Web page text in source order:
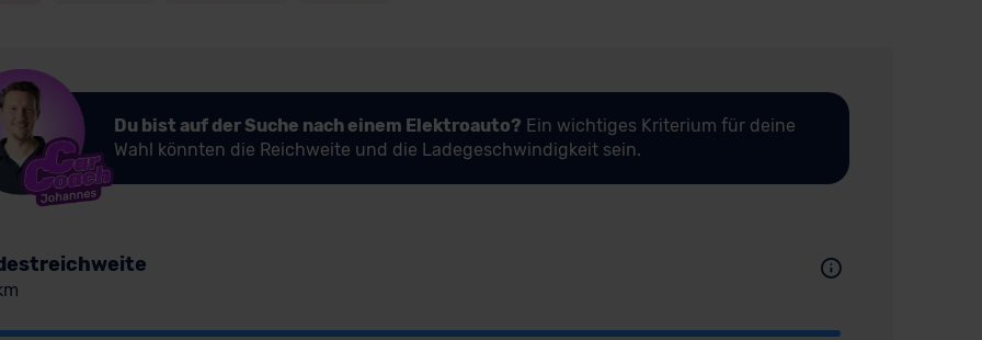
Du bist auf der Suche nach einem Elektroauto? Ein wichtiges Kriterium für deine
Wahl könnten die Reichweite und die Ladegeschwindigkeit sein.